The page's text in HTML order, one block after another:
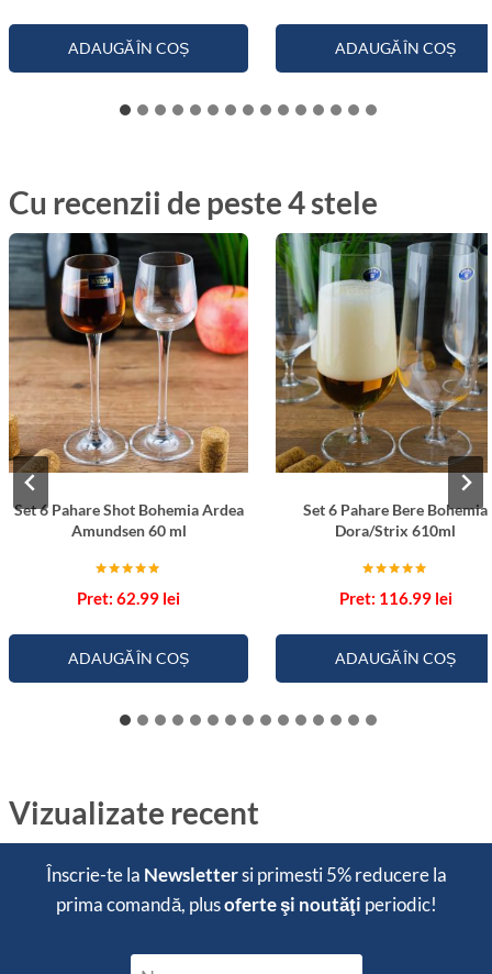
ADAUGĂ ÎN COȘ ADAUGĂ ÎN COȘ
Cu recenzii de peste 4 stele
Set 6 Pahare Shot Bohemia Ardea
Amundsen 60 ml
5.00
62.99 lei
ADAUGĂ ÎN COȘ
Set 6 Pahare Bere Bohemia
Dora/Strix 610ml
5.00
116.99 lei
ADAUGĂ ÎN COȘ
Vizualizate recent
Înscrie-te la Newslettersi primesti5% reducerela
prima comandă, plusoferte şi noutăţi periodic!